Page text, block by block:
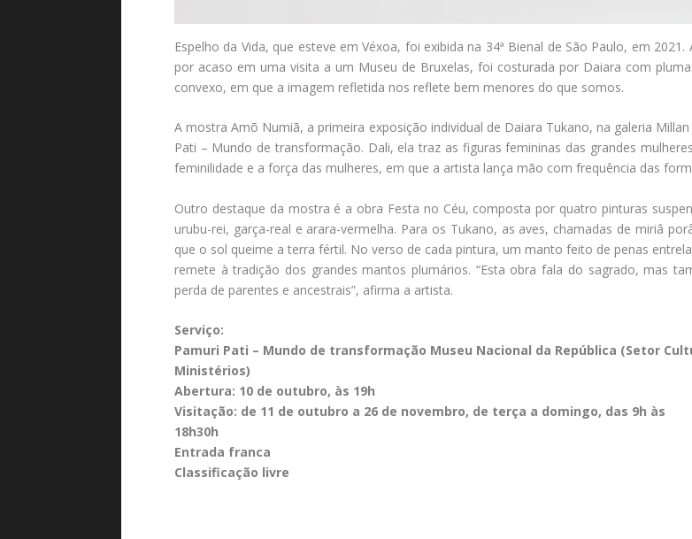
Espelho da Vida, que esteve em Véxoa, foi exibida na 34ª Bienal de São Paulo, em
por acaso em uma visita a um Museu de Bruxelas, foi costurada por Daiara com
convexo, em que a imagem refletida nos reflete bem menores do que somos.
A mostra Amõ Numiã, a primeira exposição individual de Daiara Tukano, na galeria
Pati – Mundo de transformação. Dali, ela traz as figuras femininas das grandes
feminilidade e a força das mulheres, em que a artista lança mão com frequência das
Outro destaque da mostra é a obra Festa no Céu, composta por quatro pinturas
urubu-rei, garça-real e arara-vermelha. Para os Tukano, as aves, chamadas de miriâ
que o sol queime a terra fértil. No verso de cada pintura, um manto feito de penas
remete à tradição dos grandes mantos plumários. “Esta obra fala do sagrado, mas
perda de parentes e ancestrais”, afirma a artista.
Serviço:
Pamuri Pati – Mundo de transformação Museu Nacional da República (Setor
Ministérios)
Abertura: 10 de outubro, às 19h
Visitação: de 11 de outubro a 26 de novembro, de terça a domingo, das 9h às
18h30h
Entrada franca
Classificação livre